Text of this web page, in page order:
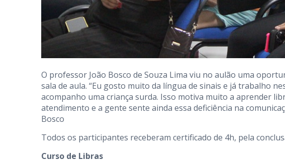
O professor João Bosco de Souza Lima viu no aulão uma
sala de aula. “Eu gosto muito da língua de sinais e já trabalho
acompanho uma criança surda. Isso motiva muito a aprender
atendimento e a gente sente ainda essa deficiência na
Bosco
Todos os participantes receberam certificado de 4h, pela
Curso de Libras